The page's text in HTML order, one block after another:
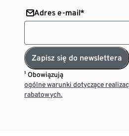
Adres e-mail*
Zapisz się do newslettera
¹ Obowiązują
ogólne warunki dotyczące
rabatowych.